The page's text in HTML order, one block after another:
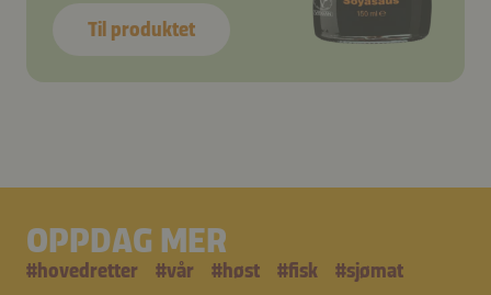
Til produktet
OPPDAG MER
#hovedretter #vår #høst #fisk #sjømat